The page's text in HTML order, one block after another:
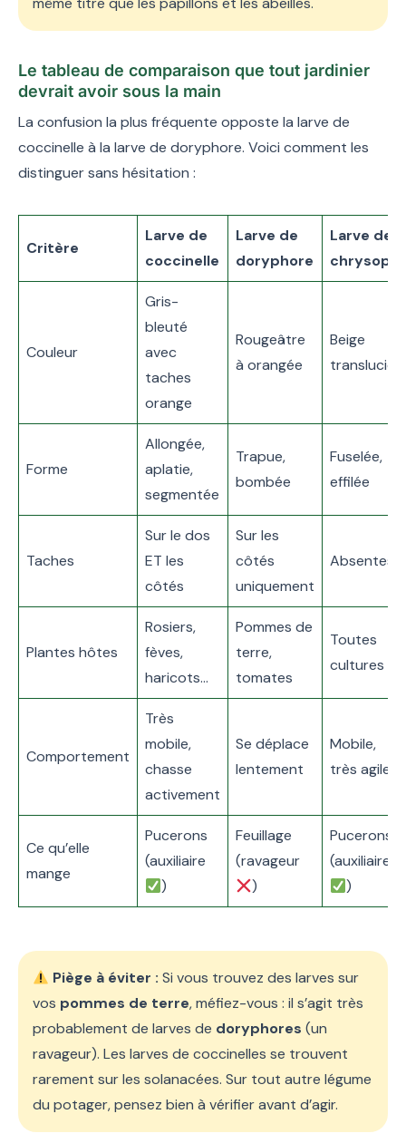
Le tableau de comparaison que tout jardinier
devrait avoir sous la main
La confusion la plus fréquente opposte la larve de
coccinelle à la larve de doryphore. Voici comment les
distinguer sans hésitation :
Critère
Larve de
coccinelle
Larve de
doryphore
Larve de
chrysope
Couleur
Gris-
bleuté
avec
taches
orange
Rougeâtre
à orangée
Beige
translucide
Forme
Allongée,
aplatie,
segmentée
Trapue,
bombée
Fuselée,
effilée
Taches
Sur le dos
ET les
côtés
Sur les
côtés
uniquement
Absentes
Plantes hôtes
Rosiers,
fèves,
haricots…
Pommes de
terre,
tomates
Toutes
cultures
Comportement
Très
mobile,
chasse
activement
Se déplace
lentement
Mobile,
très agile
Ce qu’elle
mange
Pucerons
(auxiliaire
)
Feuillage
(ravageur
)
Pucerons
(auxiliaire
)
Piège à éviter : Si vous trouvez des larves sur
vos pommes de terre, méfiez-vous : il s’agit très
probablement de larves de doryphores (un
ravageur). Les larves de coccinelles se trouvent
rarement sur les solanacées. Sur tout autre légume
du potager, pensez bien à vérifier avant d’agir.